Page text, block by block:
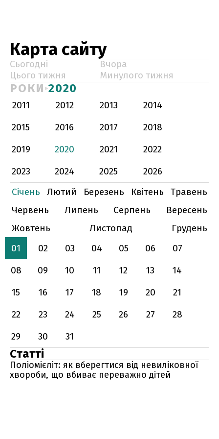
Карта сайту
Сьогодні
Вчора
Цього тижня
Минулого тижня
РОКИ 2020
2011 2012 2013
2014
2015
2016 2017
2018
2019
2020 2021
2022
2023
2024 2025
2026
Січень
Лютий Березень Квітень
Травень
Червень
Липень Серпень
Вересень
Жовтень
Листопад
Грудень
01
02 03 04 05 06
07
08
09 10 11 12 13
14
15
16 17 18 19 20
21
22
23 24 25 26 27
28
29
30 31
Статті
Поліомієліт: як вберегтися від невиліковної
хвороби, що вбиває переважно дітей